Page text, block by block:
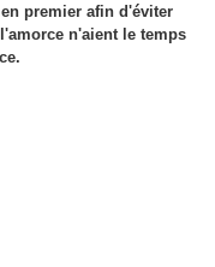
premier afin d'éviter
n'aient le temps